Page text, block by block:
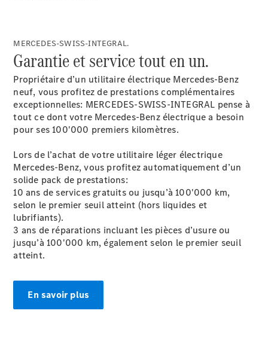
vous à
l'atelier
À notre sujet
L'entreprise
MERCEDES-SWISS-INTEGRAL.
Garantie et service tout en un.
Propriétaire d’un utilitaire électrique Mercedes-Benz
neuf, vous profitez de prestations complémentaires
exceptionnelles: MERCEDES-SWISS-INTEGRAL pense à
tout ce dont votre Mercedes-Benz électrique a besoin
pour ses 100'000 premiers kilomètres.
Lors de l’achat de votre utilitaire léger électrique
Mercedes-Benz, vous profitez automatiquement d’un
solide pack de prestations:
10 ans de services gratuits ou jusqu’à 100'000 km,
selon le premier seuil atteint (hors liquides et
lubrifiants).
3 ans de réparations incluant les pièces d’usure ou
jusqu’à 100'000 km, également selon le premier seuil
atteint.
En savoir plus